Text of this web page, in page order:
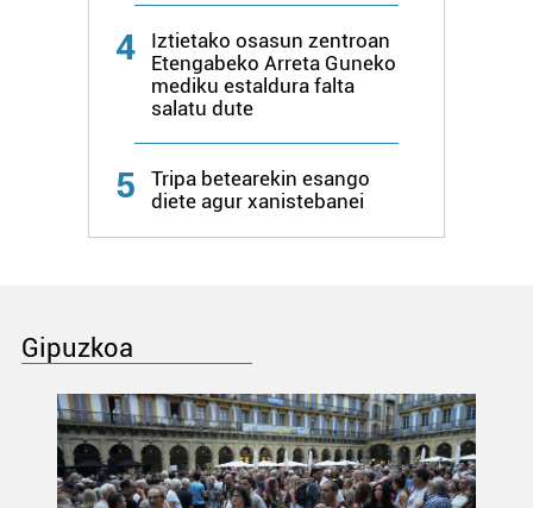
4
Iztietako osasun zentroan
Etengabeko Arreta Guneko
mediku estaldura falta
salatu dute
5
Tripa betearekin esango
diete agur xanistebanei
Gipuzkoa